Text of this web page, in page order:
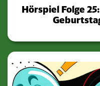
Hörspiel Folge